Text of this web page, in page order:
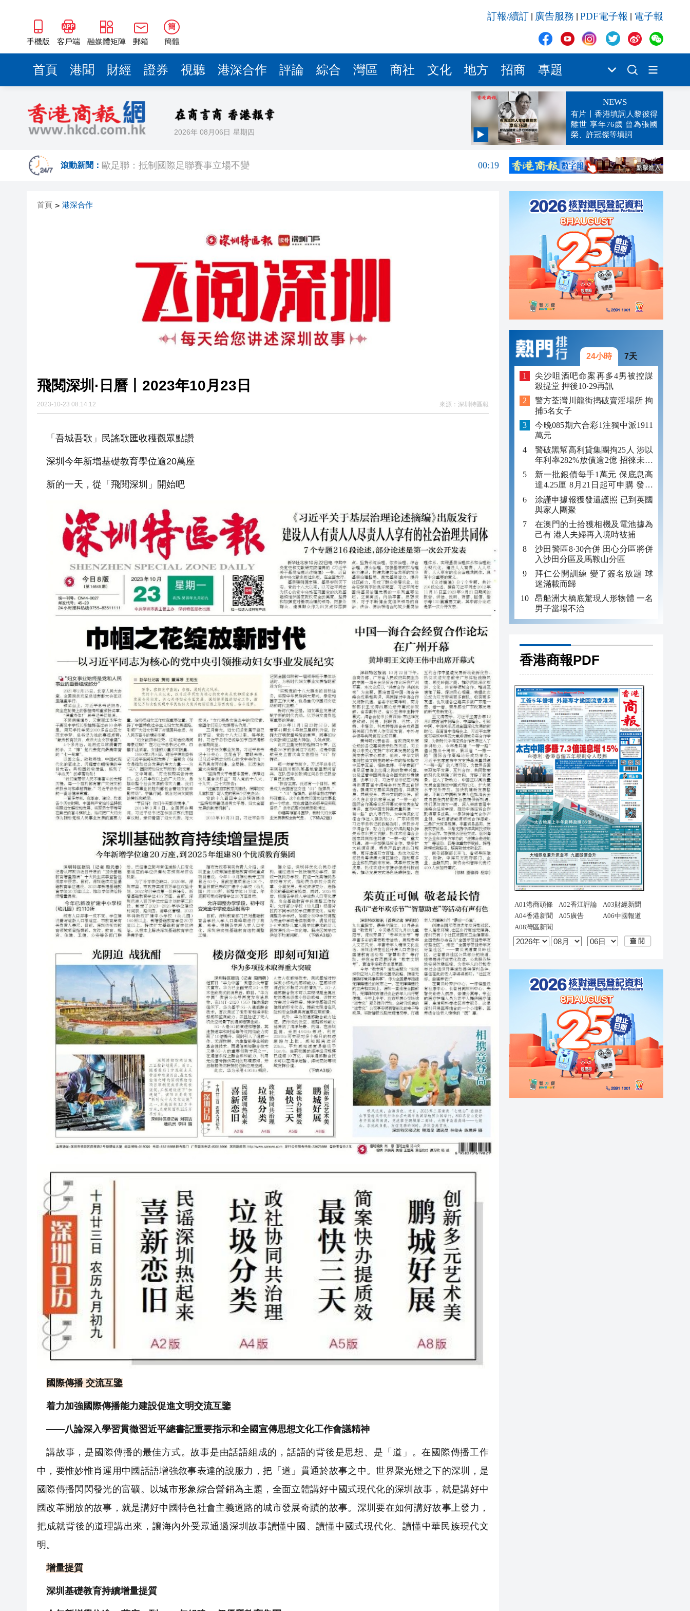
手機版 客戶端 融媒體矩陣 郵箱
簡
簡體
訂報/續訂 廣告服務 PDF電子報 電子報
首頁 港聞 財經 證券 視聽 港深合作 評論 綜合 灣區 商社 文化 地方 招商 專題
2026年 08月06日 星期四
NEWS
有片丨香港填詞人黎彼得
離世 享年76歲 曾為張國
榮、許冠傑等填詞
滾動新聞：
00:19
相約深圳，見證奇蹟 科技美術雙館比鄰，聯手提升城市文化魅力
00:07
有片丨孕婦羊水破裂即將臨盆 正遇晚高峰 情況危急 鐵騎交警一路開道護送
東涌巴士撞電單車 巴士司機涉危駕被捕
有片丨清淡不等於吃素！ 清淡飲食正在毀掉很多老人的晚年健康
首頁 > 港深合作
飛閱深圳·日曆丨2023年10月23日
2023-10-23 08:14:12 來源： 深圳特區報
「吾城吾歌」民謠歌匯收穫觀眾點讚
深圳今年新增基礎教育學位逾20萬座
新的一天，從「飛閱深圳」開始吧
國際傳播 交流互鑒
着力加強國際傳播能力建設促進文明交流互鑒
——八論深入學習貫徹習近平總書記重要指示和全國宣傳思想文化工作會議精神
講故事，是國際傳播的最佳方式。故事是由話語組成的，話語的背後是思想、是「道」。在國際傳播工作
中，要惟妙惟肖運用中國話語增強敘事表達的說服力，把「道」貫通於故事之中。世界聚光燈之下的深圳，是
國際傳播閃閃發光的富礦。以城市形象綜合營銷為主題，全面立體講好中國式現代化的深圳故事，就是講好中
國改革開放的故事，就是講好中國特色社會主義道路的城市發展奇蹟的故事。深圳要在如何講好故事上發力，
把成就背後的道理講出來，讓海內外受眾通過深圳故事讀懂中國、讀懂中國式現代化、讀懂中華民族現代文
明。
增量提質
深圳基礎教育持續增量提質
24小時 7天
尖沙咀酒吧命案再多4男被控謀
殺提堂 押後10·29再訊
警方荃灣川龍街搗破賣淫場所 拘
捕5名女子
今晚085期六合彩1注獨中派1911
萬元
警破黑幫高利貸集團拘25人 涉以
年利率282%放債逾2億 招徠未成
年追數
新一批銀債每手1萬元 保底息高
達4.25厘 8月21日起可申購 發行
金額最多550億
涂謹申據報獲發還護照 已到英國
與家人團聚
在澳門的士拾獲相機及電池據為
己有 港人夫婦再入境時被捕
沙田警區8·30合併 田心分區將併
入沙田分區及馬鞍山分區
拜仁公開訓練 變了簽名放題 球
迷滿載而歸
昂船洲大橋底驚現人形物體 一名
男子當場不治
香港商報PDF